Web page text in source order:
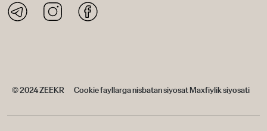
© 2024 ZEEKR Cookie fayllarga nisbatan siyosatMaxfiylik siyosati